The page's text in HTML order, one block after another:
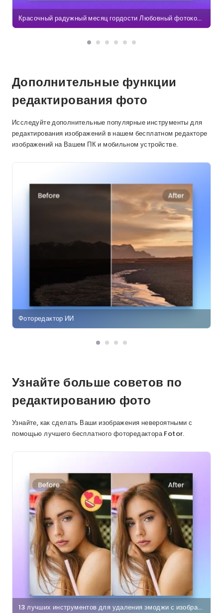
Красочный радужный месяц гордости Любовный фотоколлаж
Дополнительные функции
редактирования фото
Исследуйте дополнительные популярные инструменты для
редактирования изображений в нашем бесплатном редакторе
изображений на Вашем ПК и мобильном устройстве.
Фоторедактор ИИ
Узнайте больше советов по
редактированию фото
Узнайте, как сделать Ваши изображения невероятными с
помощью лучшего бесплатного фоторедактора Fotor.
13 лучших инструментов для удаления эмоджи с изображений